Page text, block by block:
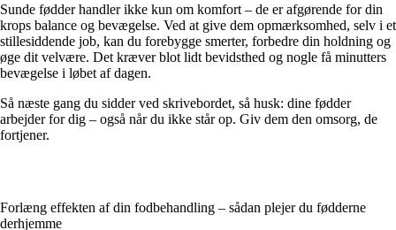
Sunde fødder handler ikke kun om komfort – de er afgørende for din
krops balance og bevægelse. Ved at give dem opmærksomhed, selv i et
stillesiddende job, kan du forebygge smerter, forbedre din holdning og
øge dit velvære. Det kræver blot lidt bevidsthed og nogle få minutters
bevægelse i løbet af dagen.
Så næste gang du sidder ved skrivebordet, så husk: dine fødder
arbejder for dig – også når du ikke står op. Giv dem den omsorg, de
fortjener.
Forlæng effekten af din fodbehandling – sådan plejer du fødderne
derhjemme